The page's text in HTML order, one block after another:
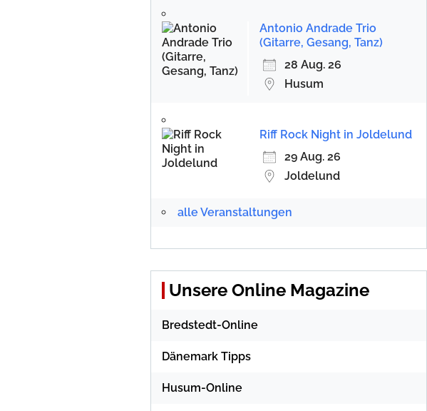
Antonio Andrade Trio
(Gitarre, Gesang, Tanz)
28 Aug. 26
Husum
Riff Rock Night in Joldelund
29 Aug. 26
Joldelund
alle Veranstaltungen
Unsere Online Magazine
Bredstedt-Online
Dänemark Tipps
Husum-Online